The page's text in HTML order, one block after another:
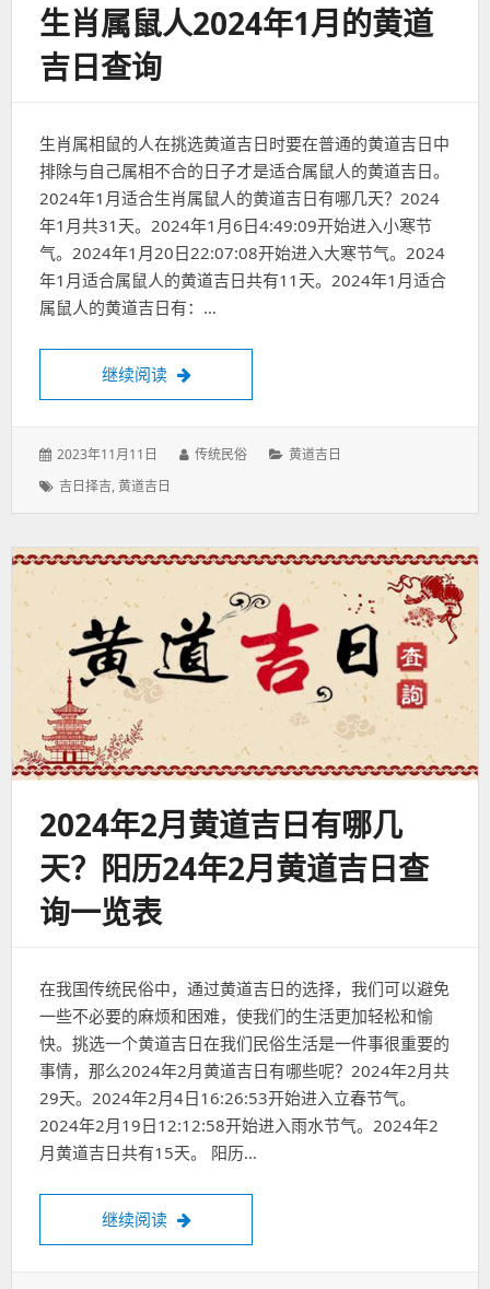
生肖属鼠人2024年1月的黄道
吉日查询
生肖属相鼠的人在挑选黄道吉日时要在普通的黄道吉日中
排除与自己属相不合的日子才是适合属鼠人的黄道吉日。
2024年1月适合生肖属鼠人的黄道吉日有哪几天？2024
年1月共31天。2024年1月6日4:49:09开始进入小寒节
气。2024年1月20日22:07:08开始进入大寒节气。2024
年1月适合属鼠人的黄道吉日共有11天。2024年1月适合
属鼠人的黄道吉日有：…
继续阅读 生肖属鼠人2024年1月的黄道吉日查询
发
于：
2023年11月11日
作
传统民俗
分
黄道吉日
标
吉日择吉,黄道吉日
2024年2月黄道吉日有哪几
天？阳历24年2月黄道吉日查
询一览表
在我国传统民俗中，通过黄道吉日的选择，我们可以避免
一些不必要的麻烦和困难，使我们的生活更加轻松和愉
快。挑选一个黄道吉日在我们民俗生活是一件事很重要的
事情，那么2024年2月黄道吉日有哪些呢？2024年2月共
29天。2024年2月4日16:26:53开始进入立春节气。
2024年2月19日12:12:58开始进入雨水节气。2024年2
月黄道吉日共有15天。 阳历…
继续阅读 2024年2月黄道吉日有哪几天？阳历24年2